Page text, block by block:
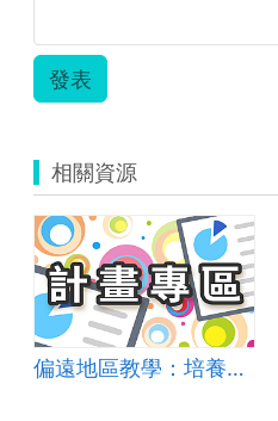
發表
相關資源
偏遠地區教學：培養道德實踐與公民意識素養